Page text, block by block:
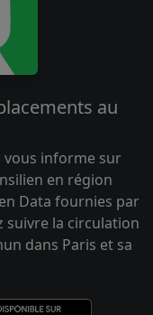
au
vous informe sur
en région
Data fournies par
suivre la circulation
dans Paris et sa